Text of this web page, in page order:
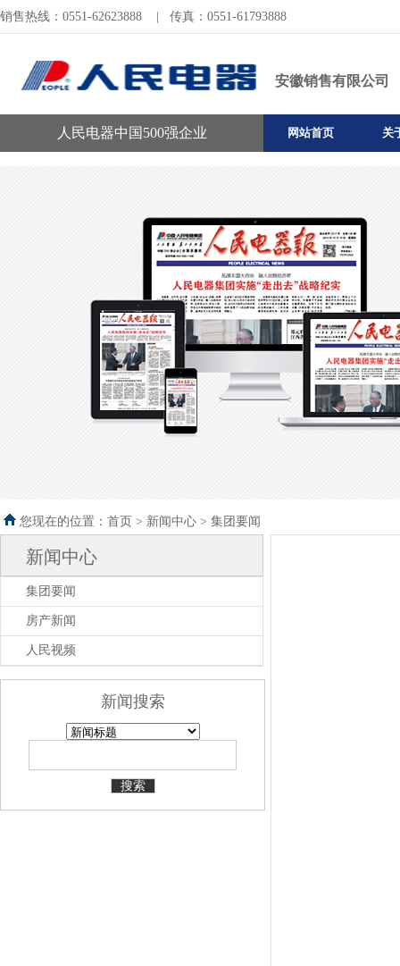
销售热线：0551-62623888 传真：0551-61793888
安徽销售有限公司
人民电器中国500强企业 网站首页 关
您现在的位置：首页 > 新闻中心 > 集团要闻
新闻中心
集团要闻
房产新闻
人民视频
新闻搜索
搜索